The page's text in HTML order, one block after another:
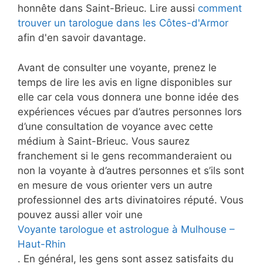
honnête dans Saint-Brieuc. Lire aussi comment
trouver un tarologue dans les Côtes-d'Armor
afin d'en savoir davantage.
Avant de consulter une voyante, prenez le
temps de lire les avis en ligne disponibles sur
elle car cela vous donnera une bonne idée des
expériences vécues par d’autres personnes lors
d’une consultation de voyance avec cette
médium à Saint-Brieuc. Vous saurez
franchement si le gens recommanderaient ou
non la voyante à d’autres personnes et s’ils sont
en mesure de vous orienter vers un autre
professionnel des arts divinatoires réputé. Vous
pouvez aussi aller voir une
Voyante tarologue et astrologue à Mulhouse –
Haut-Rhin
. En général, les gens sont assez satisfaits du